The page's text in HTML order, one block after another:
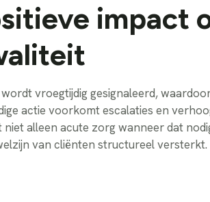
impact
vroegtijdig gesignaleerd,
actie voorkomt escalaties en
alleen acute zorg wanneer dat
van cliënten structureel versterkt.